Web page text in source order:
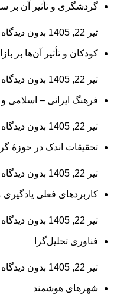
گردشگری و تأثیر آن بر
تیر 22, 1405 بدون دیدگاه
کودکان و تأثیر آن‌ها بر
تیر 22, 1405 بدون دیدگاه
فرهنگ ایرانی – اسلامی
تیر 22, 1405 بدون دیدگاه
تحقیقات اندک در حوزۀ
تیر 22, 1405 بدون دیدگاه
کاربردهای فعلی یادگیری
تیر 22, 1405 بدون دیدگاه
فناوری تحلیل‌گرا
تیر 22, 1405 بدون دیدگاه
شهرهای هوشمند